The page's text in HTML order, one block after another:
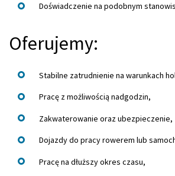
Doświadczenie na podobnym
Oferujemy:
Stabilne zatrudnienie na warunkach
Pracę z możliwością nadgodzin,
Zakwaterowanie oraz ubezpieczenie,
Dojazdy do pracy rowerem lub
Pracę na dłuższy okres czasu,